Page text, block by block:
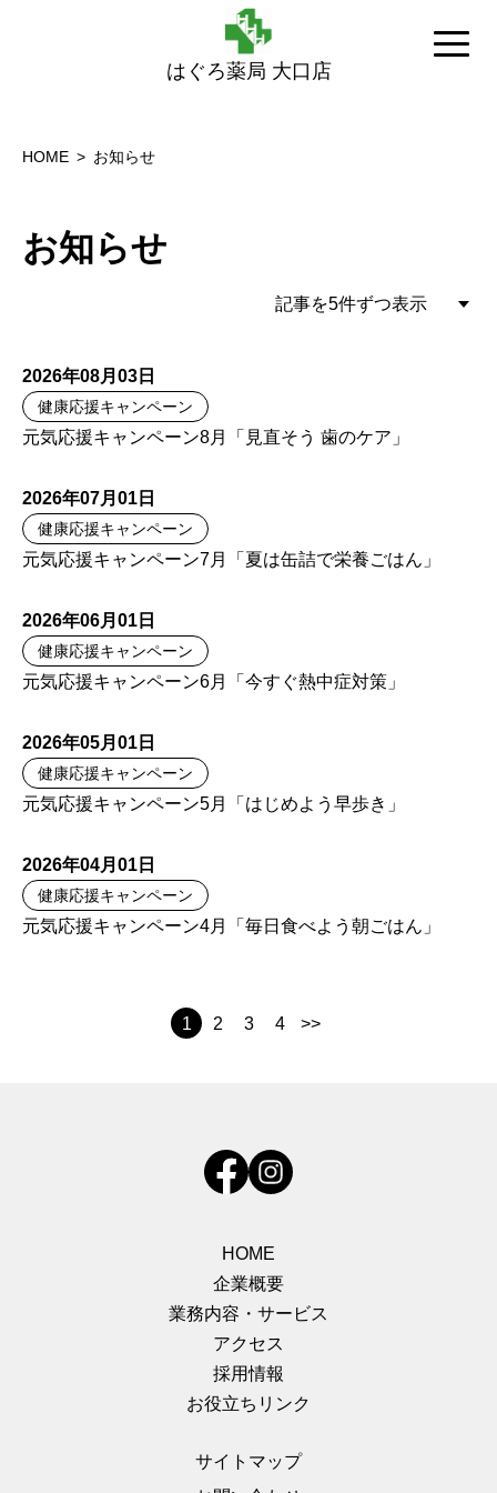
はぐろ薬局 大口店
HOME お知らせ
お知らせ
2026年08月03日
健康応援キャンペーン
元気応援キャンペーン8月「見直そう 歯のケア」
2026年07月01日
健康応援キャンペーン
元気応援キャンペーン7月「夏は缶詰で栄養ごはん」
2026年06月01日
健康応援キャンペーン
元気応援キャンペーン6月「今すぐ熱中症対策」
2026年05月01日
健康応援キャンペーン
元気応援キャンペーン5月「はじめよう早歩き」
2026年04月01日
健康応援キャンペーン
元気応援キャンペーン4月「毎日食べよう朝ごはん」
1 2 3 4 >>
HOME
企業概要
業務内容・サービス
アクセス
採用情報
お役立ちリンク
サイトマップ